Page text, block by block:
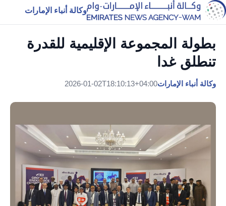
وكالة أنباء الإمارات
بطولة المجموعة الإقليمية للقدرة
تنطلق غدا
وكالة أنباء الإمارات2026-01-02T18:10:13+04:00